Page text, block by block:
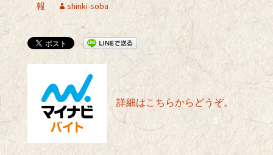
報
shinki-soba
詳細はこちらからどうぞ。